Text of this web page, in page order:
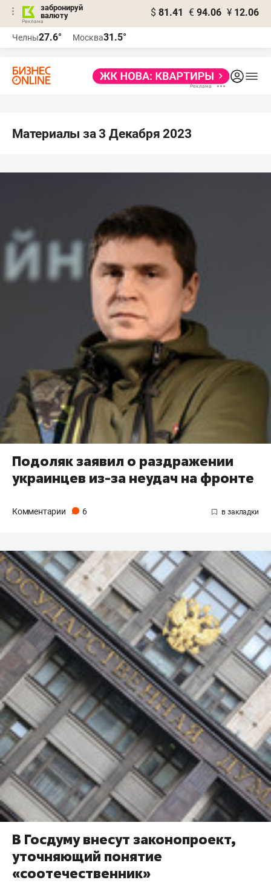
забронируй
валюту
$ 81.41 € 94.06 ¥ 12.06
Челны27.6° Москва31.5°
Материалы за 3 Декабря 2023
Подоляк заявил о раздражении
украинцев из-за неудач на фронте
Комментарии 6
В Госдуму внесут законопроект,
уточняющий понятие
«соотечественник»